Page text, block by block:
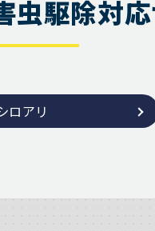
虫駆除対
ロアリ